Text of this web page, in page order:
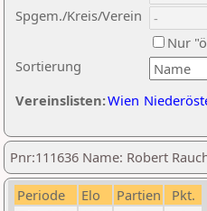
Sortierung
Spgem./Kreis/Verein
Nur
Vereinslisten:Wien
Pnr:111636 Name: Robert
Periode Elo Partien
Pkt.